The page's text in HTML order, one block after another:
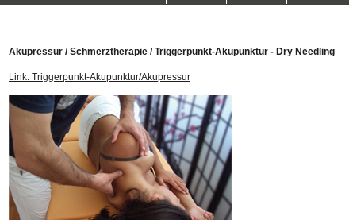
Akupressur / Schmerztherapie / Triggerpunkt-Akupunktur - Dry Needling
Link: Triggerpunkt-Akupunktur/Akupressur